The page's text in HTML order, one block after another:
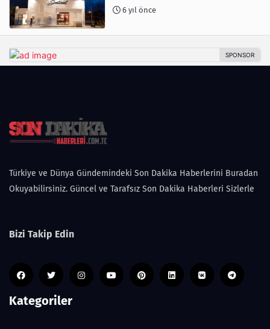
6 yıl önce
Türkiye ve Dünya Gündemindeki Son Dakika Haberlerini Buradan
Okuyabilirsiniz. Güncel ve Tarafsız Son Dakika Haberleri Sizlerle
Bizi Takip Edin
Kategoriler